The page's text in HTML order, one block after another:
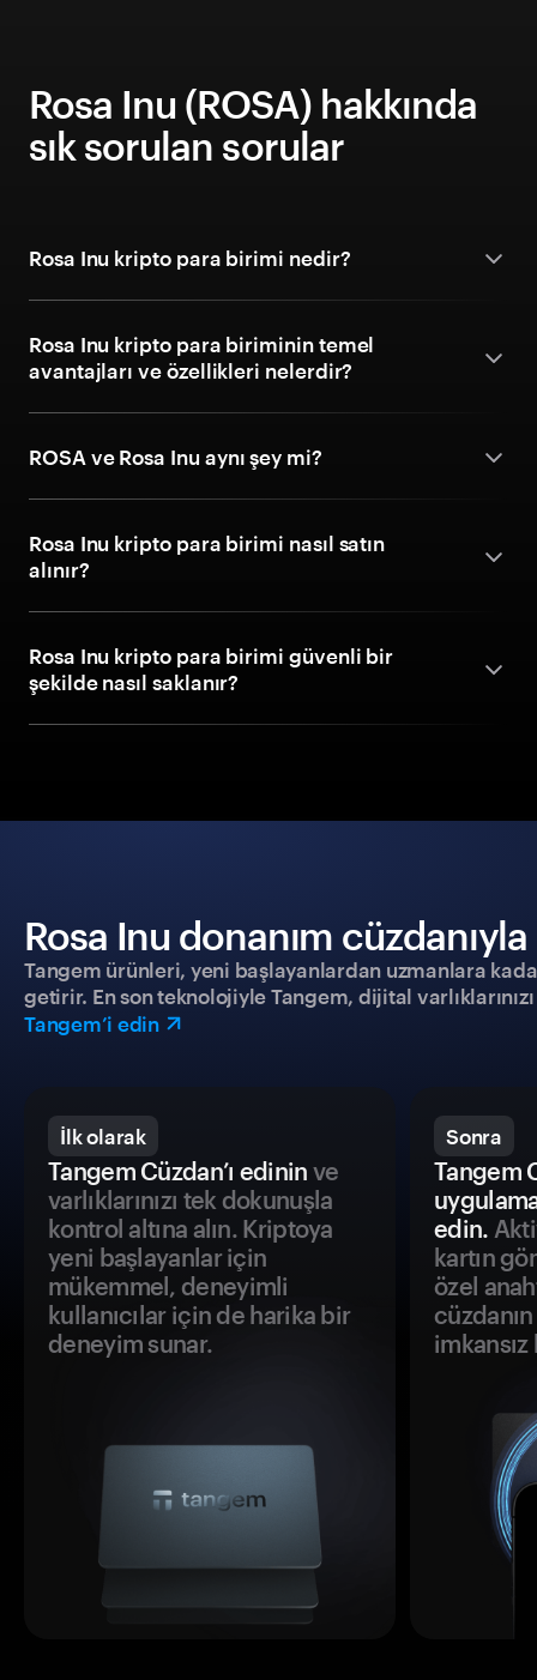
Rosa Inu (ROSA) hakkında
sık sorulan sorular
Rosa Inu kripto para birimi nedir?
Rosa Inu kripto para biriminin temel
avantajları ve özellikleri nelerdir?
ROSA ve Rosa Inu aynı şey mi?
Rosa Inu kripto para birimi nasıl satın
alınır?
Rosa Inu kripto para birimi güvenli bir
şekilde nasıl saklanır?
Rosa Inu donanım
Tangem ürünleri, yeni başlayanlardan uzmanlara
getirir. En son teknolojiyle Tangem, dijital
Tangem’i edin
İlk olarak
Tangem Cüzdan’ı edinin ve
varlıklarınızı tek dokunuşla
kontrol altına alın. Kriptoya
yeni başlayanlar için
mükemmel, deneyimli
kullanıcılar için de harika bir
deneyim sunar.
Sonra
Tangem
edin.
kartın
özel